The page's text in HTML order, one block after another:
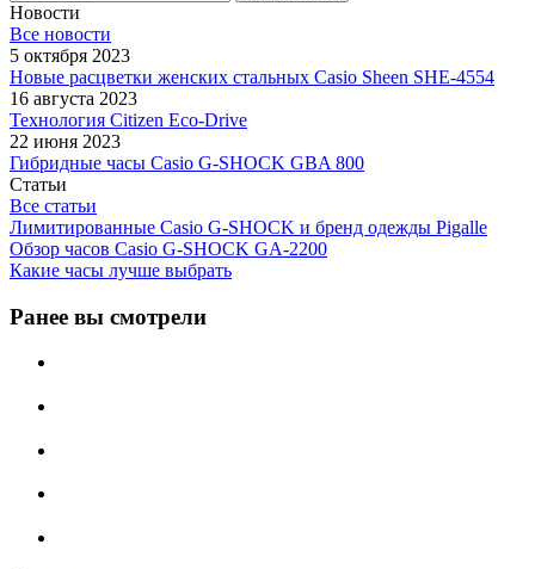
Новости
Все новости
5 октября 2023
Новые расцветки женских стальных Casio Sheen SHE-4554
16 августа 2023
Технология Citizen Eco-Drive
22 июня 2023
Гибридные часы Casio G-SHOCK GBA 800
Статьи
Все статьи
Лимитированные Casio G-SHOCK и бренд одежды Pigalle
Обзор часов Casio G-SHOCK GA-2200
Какие часы лучше выбрать
Ранее вы смотрели